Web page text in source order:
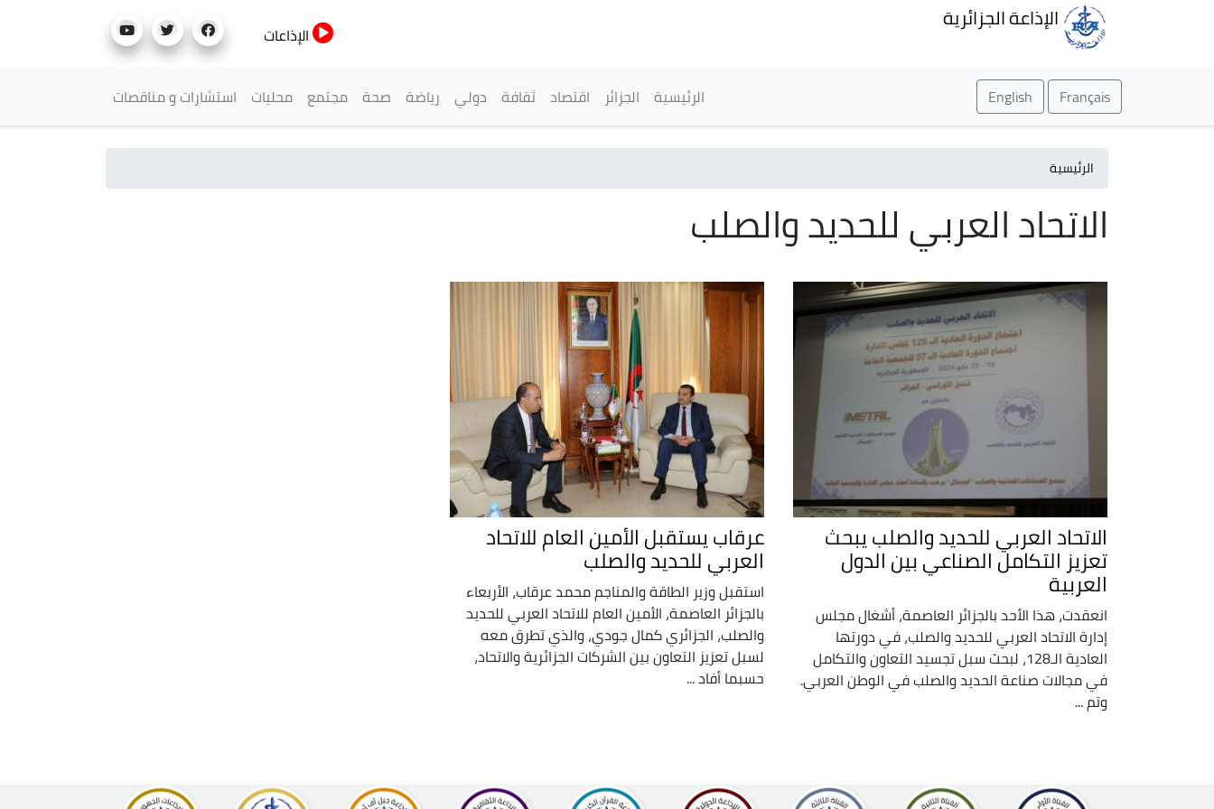
الإذاعة الجزائرية
الإذاعات
Français
English القائمة الرئيسية
الرئيسية الجزائر اقتصاد ثقافة دولي رياضة صحة مجتمع محليات استشارات و مناقصات
الرئيسية
الاتحاد العربي للحديد والصلب
الاتحاد العربي للحديد والصلب يبحث
تعزيز التكامل الصناعي بين الدول
العربية
انعقدت، هذا الأحد بالجزائر العاصمة، أشغال مجلس
إدارة الاتحاد العربي للحديد والصلب، في دورتها
العادية الـ128، لبحث سبل تجسيد التعاون والتكامل
في مجالات صناعة الحديد والصلب في الوطن العربي.
وتم ...
عرقاب يستقبل الأمين العام للاتحاد
العربي للحديد والصلب
استقبل وزير الطاقة والمناجم محمد عرقاب، الأربعاء
بالجزائر العاصمة، الأمين العام للاتحاد العربي للحديد
والصلب، الجزائري كمال جودي، والذي تطرق معه
لسبل تعزيز التعاون بين الشركات الجزائرية والاتحاد،
حسبما أفاد ...